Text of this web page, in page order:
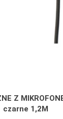
Z
czarne 1,2M